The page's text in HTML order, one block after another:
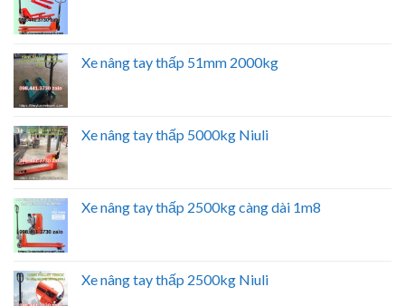
Xe nâng tay thấp 51mm 2000kg
Xe nâng tay thấp 5000kg Niuli
Xe nâng tay thấp 2500kg càng dài 1m8
Xe nâng tay thấp 2500kg Niuli